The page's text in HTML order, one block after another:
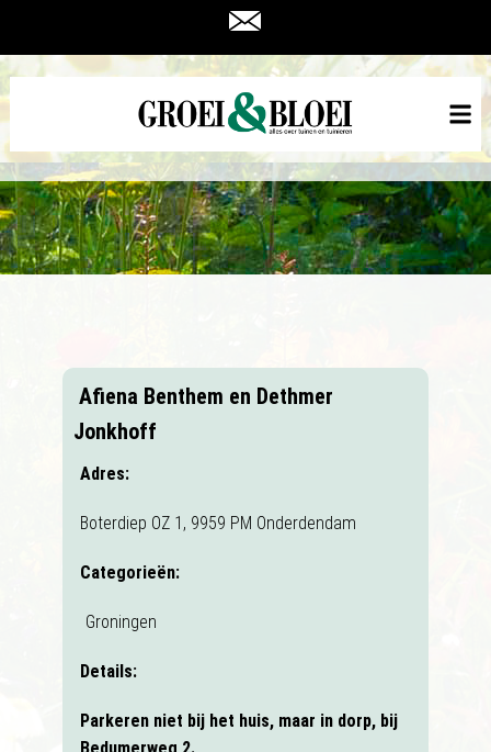
Afiena Benthem en Dethmer
Jonkhoff
Adres:
Boterdiep OZ 1, 9959 PM Onderdendam
Categorieën:
Groningen
Details:
Parkeren niet bij het huis, maar in dorp, bij